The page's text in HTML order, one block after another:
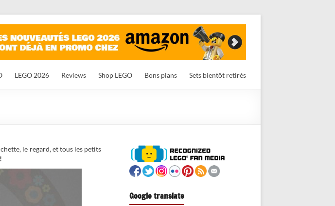
LEGO 2026 Reviews Shop LEGO Bons plans Sets bientôt retirés
le regard, et tous les petits
Google translate